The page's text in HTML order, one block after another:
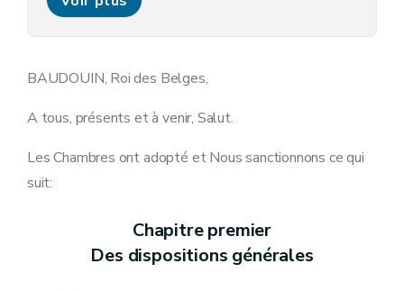
Art. 16
Art. 17
Art. 18bis
Art. 18
Art. 19
Art. 20
Art. 20ter
Section 2
Du fonctionnement du conseil de l'aide sociale
Art. 24
BAUDOUIN, Roi des Belges,
A tous, présents et à venir, Salut.
Les Chambres ont adopté et Nous sanctionnons ce qui
suit:
Chapitre premier
Des dispositions générales